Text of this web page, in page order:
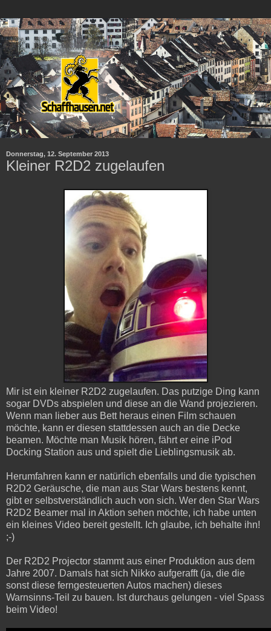
Donnerstag, 12. September 2013
Kleiner R2D2 zugelaufen
Mir ist ein kleiner R2D2 zugelaufen. Das putzige Ding kann
sogar DVDs abspielen und diese an die Wand projezieren.
Wenn man lieber aus Bett heraus einen Film schauen
möchte, kann er diesen stattdessen auch an die Decke
beamen. Möchte man Musik hören, fährt er eine iPod
Docking Station aus und spielt die Lieblingsmusik ab.
Herumfahren kann er natürlich ebenfalls und die typischen
R2D2 Geräusche, die man aus Star Wars bestens kennt,
gibt er selbstverständlich auch von sich. Wer den Star Wars
R2D2 Beamer mal in Aktion sehen möchte, ich habe unten
ein kleines Video bereit gestellt. Ich glaube, ich behalte ihn!
;-)
Der R2D2 Projector stammt aus einer Produktion aus dem
Jahre 2007. Damals hat sich Nikko aufgerafft (ja, die die
sonst diese ferngesteuerten Autos machen) dieses
Warnsinns-Teil zu bauen. Ist durchaus gelungen - viel Spass
beim Video!